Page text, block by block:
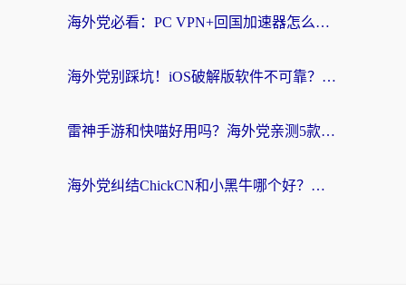
海外党必看：PC VPN+回国加速器怎么选？无缝访问国内资源全攻略
海外党别踩坑！iOS破解版软件不可靠？教你选对回国加速器无缝看国内资源
雷神手游和快喵好用吗？海外党亲测5款回国加速器，附斧牛Bling对比+微信视频号解决办法
海外党纠结ChickCN和小黑牛哪个好？一篇帮你选对回国加速器的实用指南